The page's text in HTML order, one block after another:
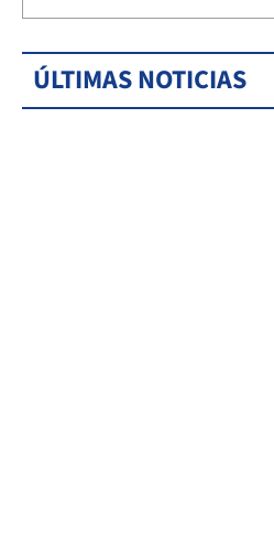
ÚLTIMAS NOTICIAS